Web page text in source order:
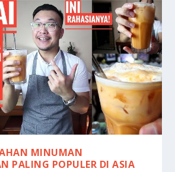
MINUMAN
PALING POPULER DI ASIA